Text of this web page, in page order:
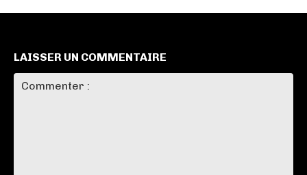
LAISSER UN COMMENTAIRE